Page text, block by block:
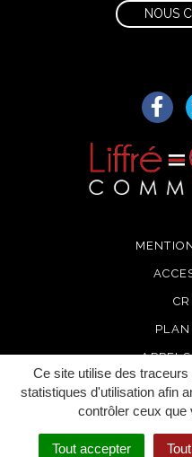
Ce site utilise des
statistiques d'utilisation afin
contrôler ceux que
Tout accepter
NOUS
GÉRER